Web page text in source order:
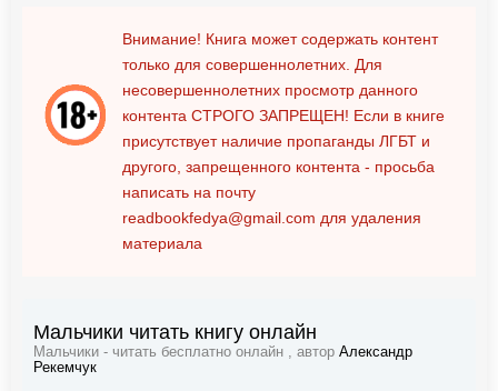
Внимание! Книга может содержать контент
только для совершеннолетних. Для
несовершеннолетних просмотр данного
контента СТРОГО ЗАПРЕЩЕН! Если в книге
присутствует наличие пропаганды ЛГБТ и
другого, запрещенного контента - просьба
написать на почту
readbookfedya@gmail.com для удаления
материала
Мальчики читать книгу онлайн
Мальчики - читать бесплатно онлайн , автор Александр
Рекемчук